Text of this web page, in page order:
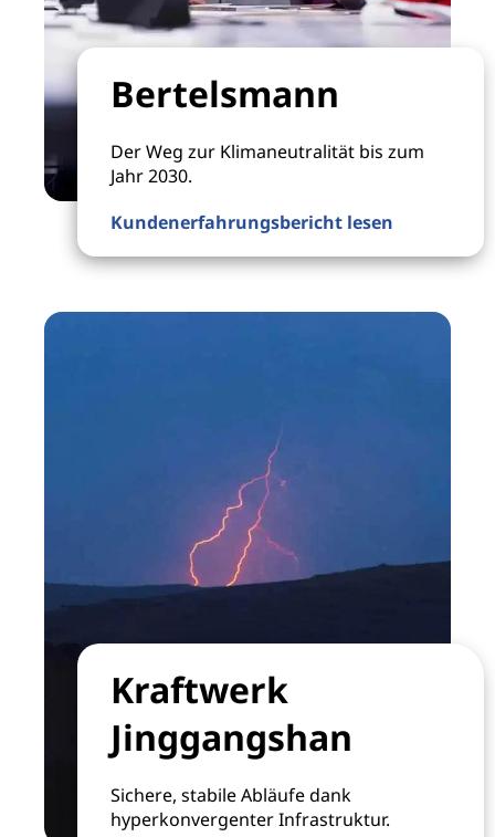
Bertelsmann
Der Weg zur Klimaneutralität bis zum
Jahr 2030.
Kundenerfahrungsbericht lesen
Kraftwerk
Jinggangshan
Sichere, stabile Abläufe dank
hyperkonvergenter Infrastruktur.